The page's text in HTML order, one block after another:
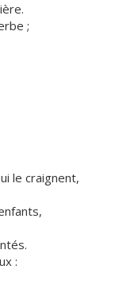
;
le craignent,
: